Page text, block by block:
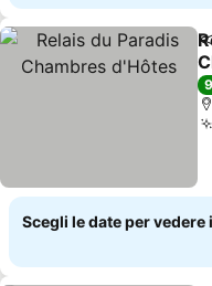
Scegli le date per vedere